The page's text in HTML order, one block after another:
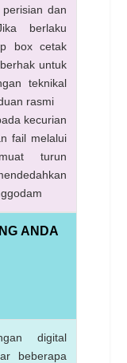
dan
berlaku
box cetak
untuk
teknikal
rasmi
kecurian
fail melalui
turun
ANDA
digital
beberapa